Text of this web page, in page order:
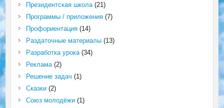
Президентская школа(21)
Программы / приложения(7)
Профориентация(14)
Раздаточные материалы(13)
Разработка урока(34)
Реклама(2)
Решение задач (1)
Сказки(2)
Союз молодёжи(1)